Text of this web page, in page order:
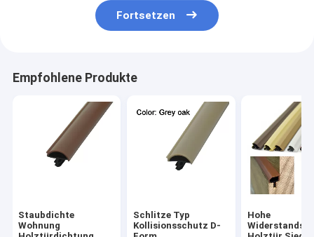
Fortsetzen
Empfohlene Produkte
Staubdichte
Wohnung
Schlitze Typ
Kollisionsschutz D-
Hohe